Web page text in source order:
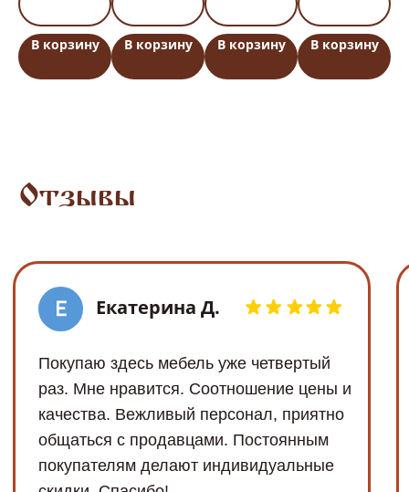
В корзину В корзину В корзину В корзину
2024, ООО «МОНАРХ»
ИНН: 3661075473; ОГРН:
1163668116480
Политика
конфиденциальности
Договор оферты
Обработка Cookie